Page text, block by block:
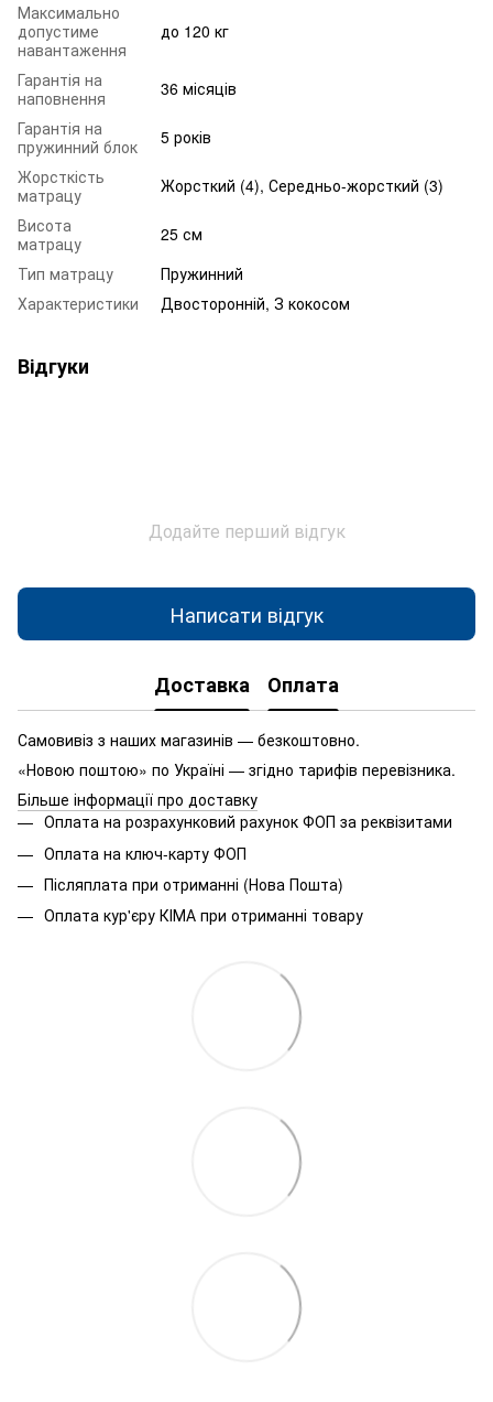
Максимально
допустиме
навантаження
до 120 кг
Гарантія на
наповнення
36 місяців
Гарантія на
пружинний блок
5 років
Жорсткість
матрацу
Жорсткий (4), Середньо-жорсткий (3)
Висота
матрацу
25 см
Тип матрацу
Пружинний
Характеристики
Двосторонній, З кокосом
Відгуки
Додайте перший відгук
Написати відгук
Доставка Оплата
Самовивіз з наших магазинів — безкоштовно.
«Новою поштою» по Україні — згідно тарифів перевізника.
Більше інформації про доставку
Оплата на розрахунковий рахунок ФОП за реквізитами
Оплата на ключ-карту ФОП
Післяплата при отриманні (Нова Пошта)
Оплата кур'єру КІМА при отриманні товару